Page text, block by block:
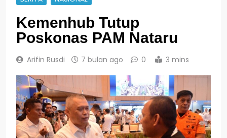
Kemenhub Tutup
Poskonas PAM Nataru
Arifin Rusdi 7 bulan ago 0 3 mins